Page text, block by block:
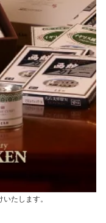
たします。